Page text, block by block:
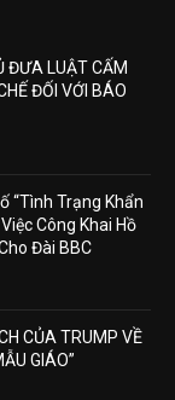
ĐƯA LUẬT CẤM
ĐỐI VỚI BÁO
“Tình Trạng Khẩn
Công Khai Hồ
Đài BBC
CỦA TRUMP VỀ
GIÁO”